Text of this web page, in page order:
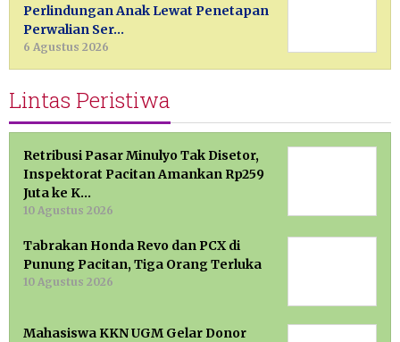
Perlindungan Anak Lewat Penetapan
Perwalian Ser…
6 Agustus 2026
Lintas Peristiwa
Retribusi Pasar Minulyo Tak Disetor,
Inspektorat Pacitan Amankan Rp259
Juta ke K…
10 Agustus 2026
Tabrakan Honda Revo dan PCX di
Punung Pacitan, Tiga Orang Terluka
10 Agustus 2026
Mahasiswa KKN UGM Gelar Donor